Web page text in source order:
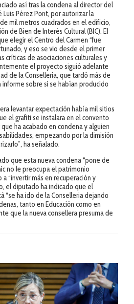
así tras la condena al director del
Luis Pérez Pont, por autorizar la
mil metros cuadrados en el edificio,
de Bien de Interés Cultural (BIC). El
elegir el Centro del Carmen “fue
y eso se vio desde el primer
críticas de asociaciones culturales y
el proyecto siguió adelante
de la Conselleria, que tardó más de
informe sobre si se habían producido
levantar expectación había mil sitios
el grafiti se instalara en el convento
ha acabado en condena y alguien
empezando por la dimisión
ha señalado.
que esta nueva condena “pone de
no le preocupa el patrimonio
a “invertir más en recuperación y
el diputado ha indicado que el
“se ha ido de la Conselleria dejando
tanto en Educación como en
que la nueva consellera presuma de